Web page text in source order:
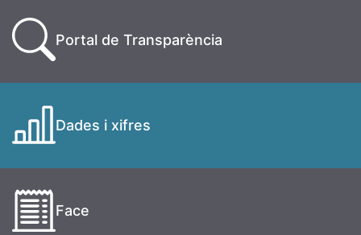
Portal de Transparència
Dades i xifres
Face